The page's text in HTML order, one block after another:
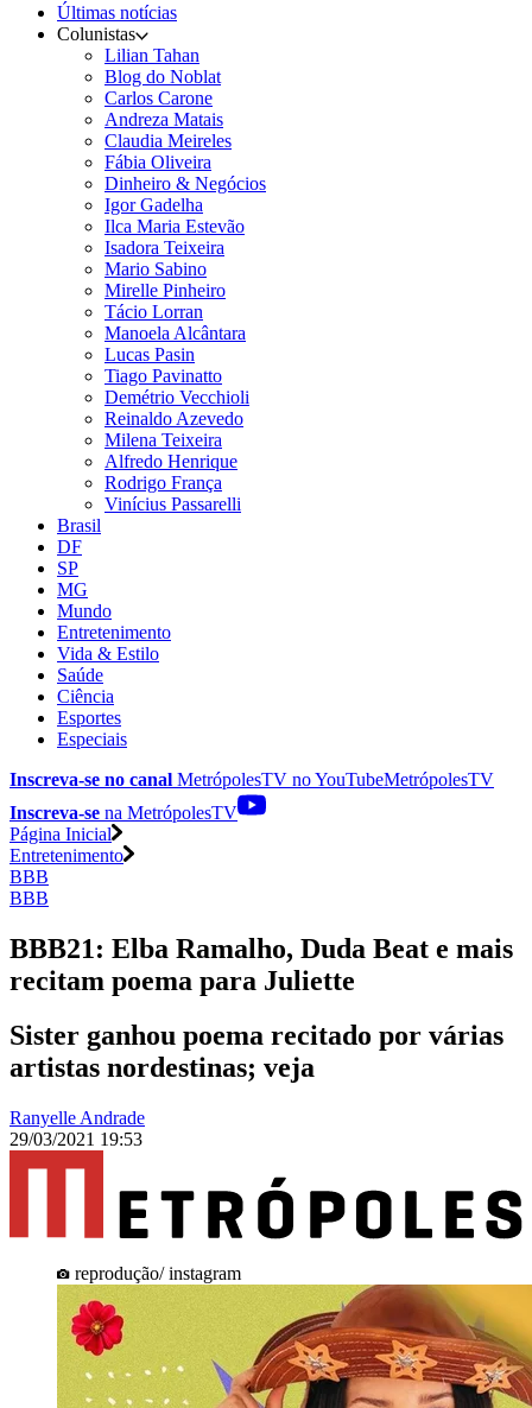
Últimas notícias
Colunistas
Lilian Tahan
Blog do Noblat
Carlos Carone
Andreza Matais
Claudia Meireles
Fábia Oliveira
Dinheiro & Negócios
Igor Gadelha
Ilca Maria Estevão
Isadora Teixeira
Mario Sabino
Mirelle Pinheiro
Tácio Lorran
Manoela Alcântara
Lucas Pasin
Tiago Pavinatto
Demétrio Vecchioli
Reinaldo Azevedo
Milena Teixeira
Alfredo Henrique
Rodrigo França
Vinícius Passarelli
Brasil
DF
SP
MG
Mundo
Entretenimento
Vida & Estilo
Saúde
Ciência
Esportes
Especiais
Inscreva-se no canal MetrópolesTV noYouTubeMetrópolesTV
Inscreva-se na MetrópolesTV
Página Inicial
Entretenimento
BBB
BBB
BBB21: Elba Ramalho, Duda Beat e mais
recitam poema para Juliette
Sister ganhou poema recitado por várias
artistas nordestinas; veja
Ranyelle Andrade
29/03/2021 19:53
reprodução/ instagram